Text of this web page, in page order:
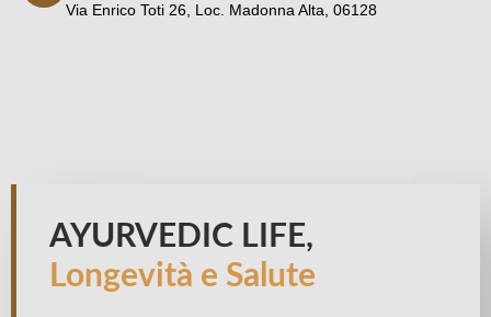
Via Enrico Toti 26, Loc. Madonna Alta, 06128
AYURVEDIC LIFE,
Longevità e Salute